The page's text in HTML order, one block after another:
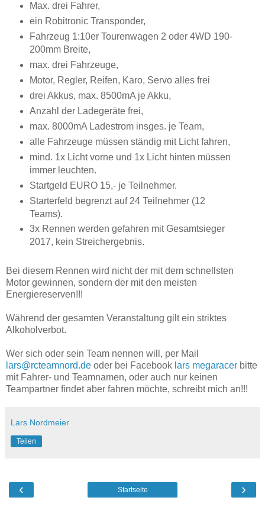
Max. drei Fahrer,
ein Robitronic Transponder,
Fahrzeug 1:10er Tourenwagen 2 oder 4WD 190-
200mm Breite,
max. drei Fahrzeuge,
Motor, Regler, Reifen, Karo, Servo alles frei
drei Akkus, max. 8500mA je Akku,
Anzahl der Ladegeräte frei,
max. 8000mA Ladestrom insges. je Team,
alle Fahrzeuge müssen ständig mit Licht fahren,
mind. 1x Licht vorne und 1x Licht hinten müssen
immer leuchten.
Startgeld EURO 15,- je Teilnehmer.
Starterfeld begrenzt auf 24 Teilnehmer (12
Teams).
3x Rennen werden gefahren mit Gesamtsieger
2017, kein Streichergebnis.
Bei diesem Rennen wird nicht der mit dem schnellsten
Motor gewinnen, sondern der mit den meisten
Energiereserven!!!
Während der gesamten Veranstaltung gilt ein striktes
Alkoholverbot.
Wer sich oder sein Team nennen will, per Mail
lars@rcteamnord.de oder bei Facebook lars megaracer bitte
mit Fahrer- und Teamnamen, oder auch nur keinen
Teampartner findet aber fahren möchte, schreibt mich an!!!
Lars Nordmeier
Teilen
‹ ›
Startseite